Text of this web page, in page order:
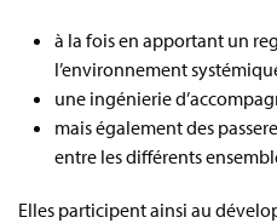
à la fois en apportant un
l’environnement
une ingénierie
mais également des
entre les différents
Elles participent ainsi au